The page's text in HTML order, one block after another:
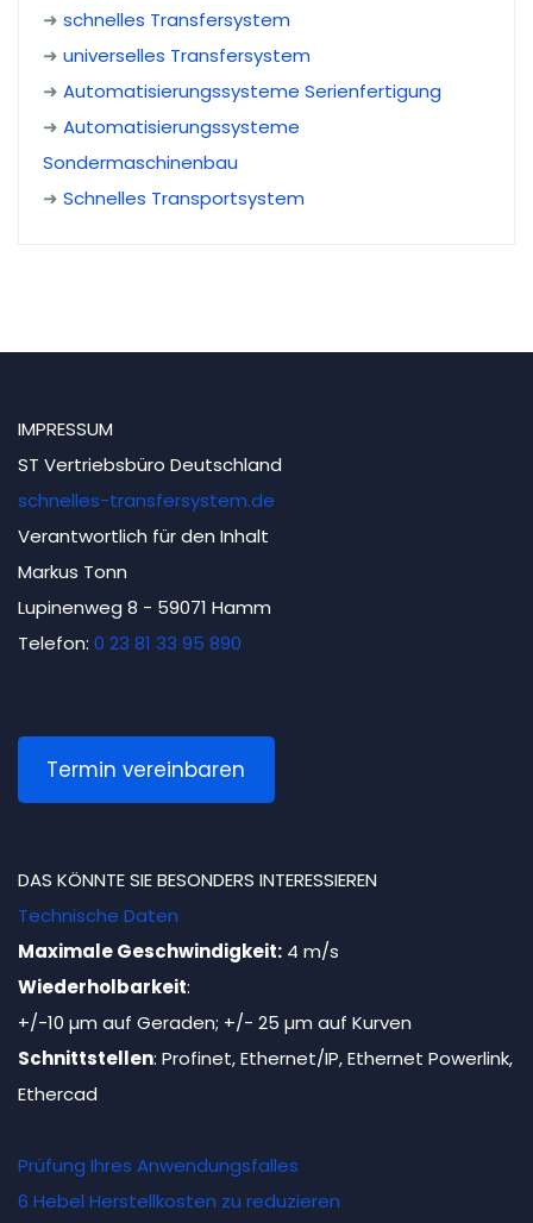
➜ schnelles Transfersystem
➜ universelles Transfersystem
➜ Automatisierungssysteme Serienfertigung
➜ Automatisierungssysteme
Sondermaschinenbau
➜ Schnelles Transportsystem
IMPRESSUM
ST Vertriebsbüro Deutschland
schnelles-transfersystem.de
Verantwortlich für den Inhalt
Markus Tonn
Lupinenweg 8 - 59071 Hamm
Telefon: 0 23 81 33 95 890
Termin vereinbaren
DAS KÖNNTE SIE BESONDERS INTERESSIEREN
Technische Daten
Maximale Geschwindigkeit: 4 m/s
Wiederholbarkeit:
+/-10 µm auf Geraden; +/- 25 µm auf Kurven
Schnittstellen: Profinet, Ethernet/IP, Ethernet Powerlink,
Ethercad
Prüfung Ihres Anwendungsfalles
6 Hebel Herstellkosten zu reduzieren